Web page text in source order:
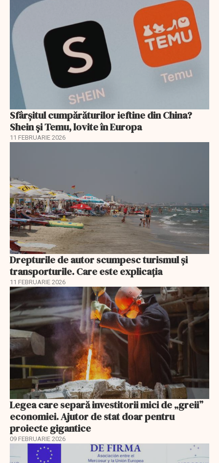
Sfârșitul cumpărăturilor ieftine din China?
Shein și Temu, lovite în Europa
11 FEBRUARIE 2026
Drepturile de autor scumpesc turismul și
transporturile. Care este explicația
11 FEBRUARIE 2026
Legea care separă investitorii mici de „greii”
economiei. Ajutor de stat doar pentru
proiecte gigantice
09 FEBRUARIE 2026